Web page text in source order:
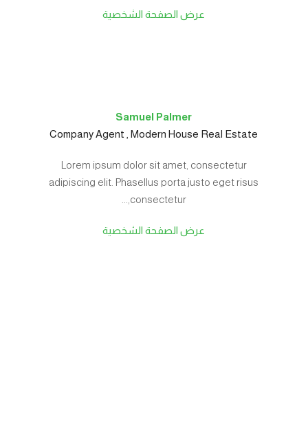
عرض الصفحة الشخصية
Samuel Palmer
Company Agent , Modern House Real Estate
Lorem ipsum dolor sit amet, consectetur
adipiscing elit. Phasellus porta justo eget risus
consectetur,...
عرض الصفحة الشخصية